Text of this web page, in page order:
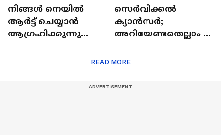
നിങ്ങൾ നെയിൽ
ആർട്ട് ചെയ്യാൻ
ആഗ്രഹിക്കുന്നുണ്ടോ
ട്രെൻഡിനെക്കുറിച്ച് |
Nail Art | Trends Cafe
സെർവിക്കൽ
ക്യാൻസർ;
അറിയേണ്ടതെല്ലാം |
Cancer
READ MORE